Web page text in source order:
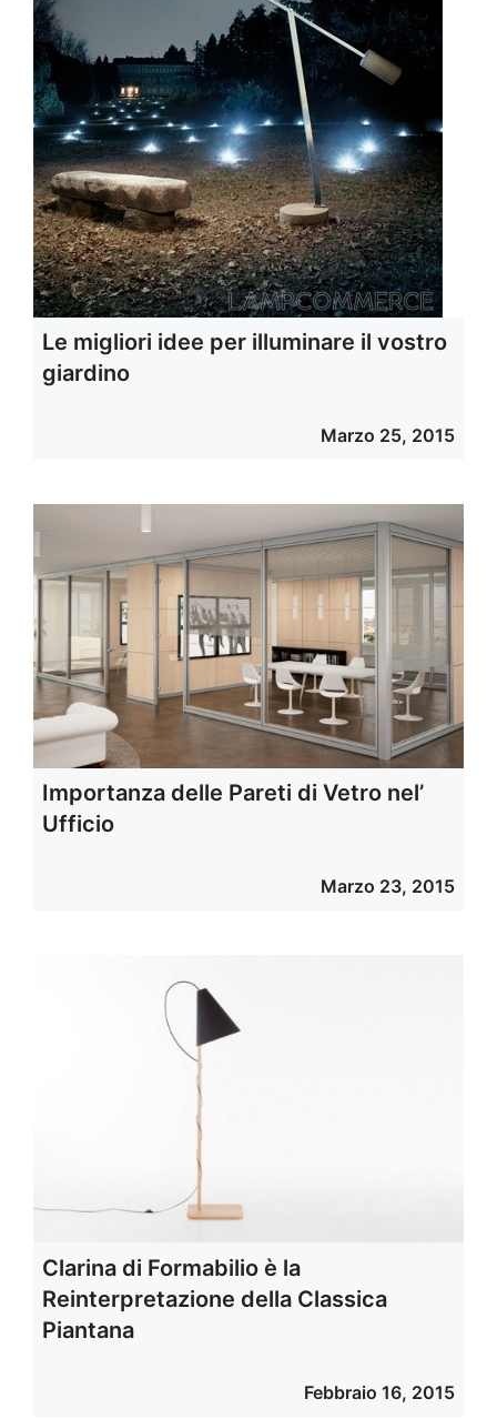
Le migliori idee per illuminare il vostro
giardino
Marzo 25, 2015
Importanza delle Pareti di Vetro nel’
Ufficio
Marzo 23, 2015
Clarina di Formabilio è la
Reinterpretazione della Classica
Piantana
Febbraio 16, 2015